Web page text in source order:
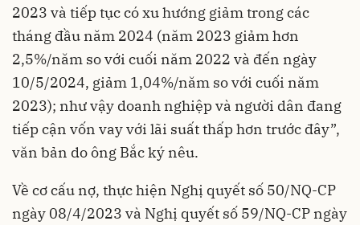
2023 và tiếp tục có xu hướng giảm trong các
tháng đầu năm 2024 (năm 2023 giảm hơn
2,5%/năm so với cuối năm 2022 và đến ngày
10/5/2024, giảm 1,04%/năm so với cuối năm
2023); như vậy doanh nghiệp và người dân đang
tiếp cận vốn vay với lãi suất thấp hơn trước đây”,
văn bản do ông Bắc ký nêu.
Về cơ cấu nợ, thực hiện Nghị quyết số 50/NQ-CP
ngày 08/4/2023 và Nghị quyết số 59/NQ-CP ngày